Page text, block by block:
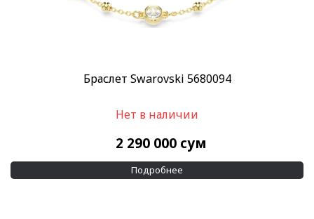
Браслет Swarovski 5680094
Нет в наличии
2 290 000 сум
Подробнее